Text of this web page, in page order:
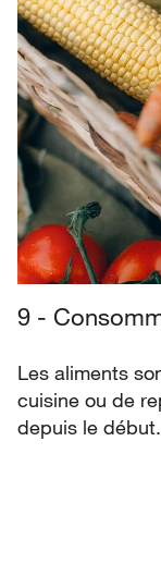
9 -
Les aliments
cuisine ou de
depuis le début.